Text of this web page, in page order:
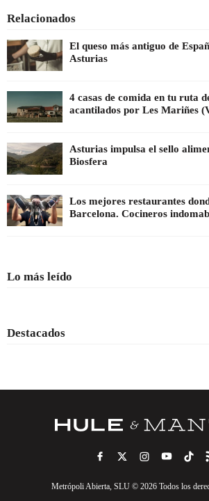
Relacionados
El queso más antiguo de
Asturias
4 casas de comida en tu ruta
acantilados por Les Mariñes
Asturias impulsa el sello
Biosfera
Los mejores restaurantes
Barcelona. Cocineros
Lo más leído
Destacados
Metrópoli Abierta, SLU © 2026 Todos los